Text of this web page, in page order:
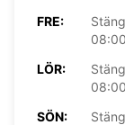
FRE:
LÖR:
SÖN: